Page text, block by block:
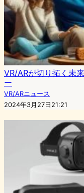
VR/ARが切り拓く未
ー
VR/ARニュース
2024年3月27日21:21